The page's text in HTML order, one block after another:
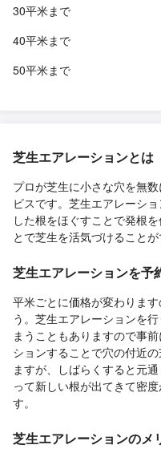
30平米まで
40平米まで
50平米まで
芝生エアレーションとは
プロが芝生に小さな穴を無
ビスです。芝生エアレーシ
した根をほぐすことで発根
とで芝生を活気づけることが
芝生エアレーションを予
平米ごとに価格が変わりま
う。芝生エアレーションを
まうこともありますので事
ションすることで穴の付近
ますが、しばらくすると元
って新しい根が出てきて密
す。
芝生エアレーションのメ